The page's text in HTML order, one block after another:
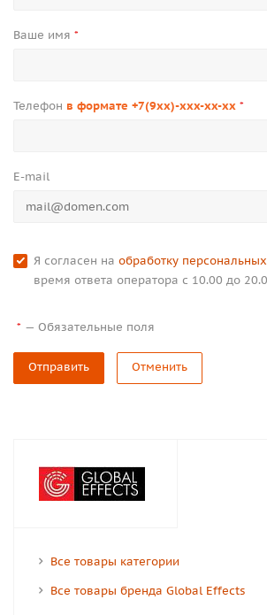
Ваше имя *
Телефон в формате +7(9xx)-xxx-xx-xx *
E-mail
Я согласен на обработку
время ответа оператора с 10.00 до
* — Обязательные поля
Отправить Отменить
Все товары категории
Все товары бренда Global Effects